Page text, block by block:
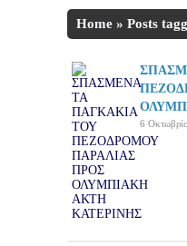
Home » Posts
6